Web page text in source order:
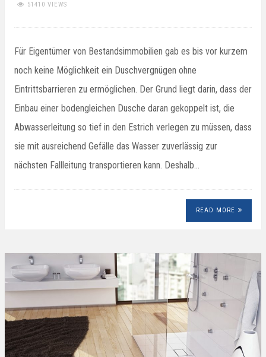
51410 VIEWS
Für Eigentümer von Bestandsimmobilien gab es bis vor kurzem
noch keine Möglichkeit ein Duschvergnügen ohne
Eintrittsbarrieren zu ermöglichen. Der Grund liegt darin, dass der
Einbau einer bodengleichen Dusche daran gekoppelt ist, die
Abwasserleitung so tief in den Estrich verlegen zu müssen, dass
sie mit ausreichend Gefälle das Wasser zuverlässig zur
nächsten Fallleitung transportieren kann. Deshalb…
READ MORE